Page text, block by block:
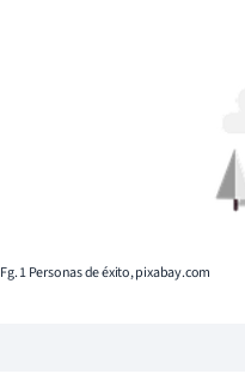
Fg. 1 Personas de éxito, pixabay.com